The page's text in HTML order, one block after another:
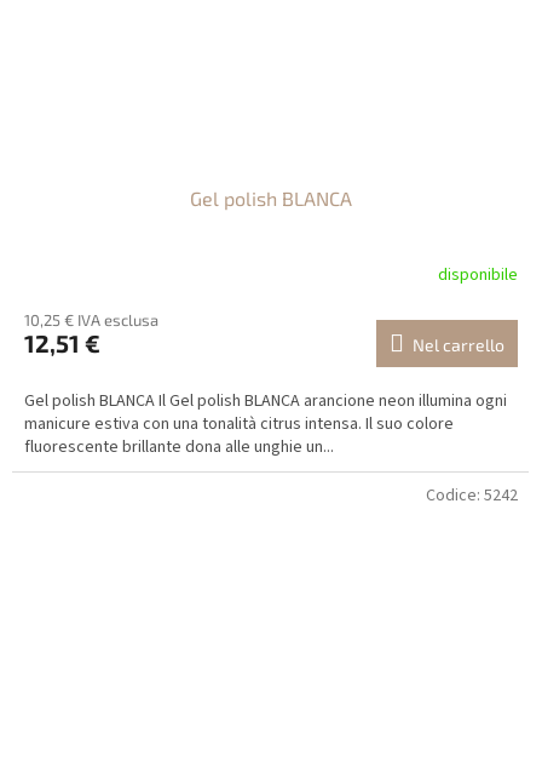
Gel polish BLANCA
disponibile
10,25 € IVA esclusa
12,51 € Nel carrello
Gel polish BLANCA Il Gel polish BLANCA arancione neon illumina ogni
manicure estiva con una tonalità citrus intensa. Il suo colore
fluorescente brillante dona alle unghie un...
Codice: 5242